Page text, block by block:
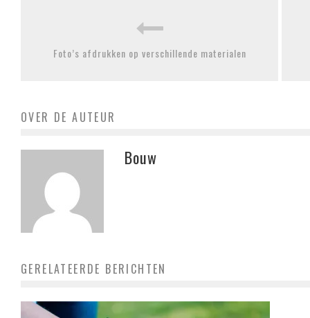
Foto’s afdrukken op verschillende materialen
OVER DE AUTEUR
Bouw
GERELATEERDE BERICHTEN